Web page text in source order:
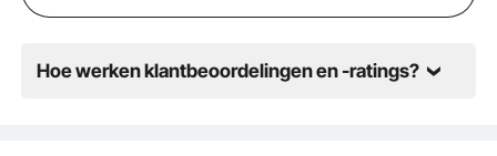
Hoe werken klantbeoordelingen en -ratings?